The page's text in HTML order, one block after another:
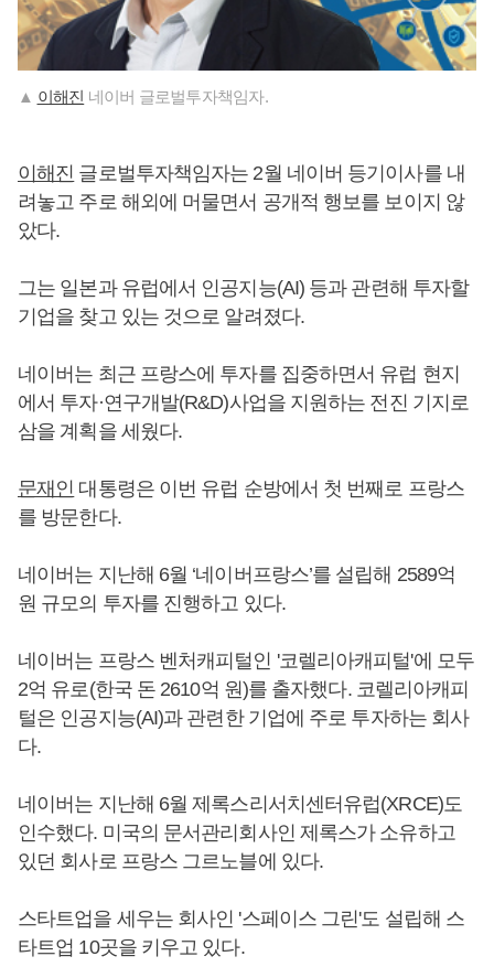
▲ 이해진 네이버 글로벌투자책임자.
이해진 글로벌투자책임자는 2월 네이버 등기이사를 내
려놓고 주로 해외에 머물면서 공개적 행보를 보이지 않
았다.
그는 일본과 유럽에서 인공지능(AI) 등과 관련해 투자할
기업을 찾고 있는 것으로 알려졌다.
네이버는 최근 프랑스에 투자를 집중하면서 유럽 현지
에서 투자·연구개발(R&D)사업을 지원하는 전진 기지로
삼을 계획을 세웠다.
문재인 대통령은 이번 유럽 순방에서 첫 번째로 프랑스
를 방문한다.
네이버는 지난해 6월 ‘네이버프랑스’를 설립해 2589억
원 규모의 투자를 진행하고 있다.
네이버는 프랑스 벤처캐피털인 '코렐리아캐피털'에 모두
2억 유로(한국 돈 2610억 원)를 출자했다. 코렐리아캐피
털은 인공지능(AI)과 관련한 기업에 주로 투자하는 회사
다.
네이버는 지난해 6월 제록스리서치센터유럽(XRCE)도
인수했다. 미국의 문서관리회사인 제록스가 소유하고
있던 회사로 프랑스 그르노블에 있다.
스타트업을 세우는 회사인 '스페이스 그린'도 설립해 스
타트업 10곳을 키우고 있다.